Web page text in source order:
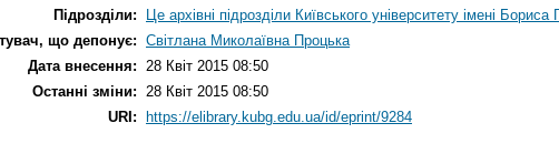
Підрозділи:
Це архівні підрозділи Київського університету імені Бориса
що депонує:
Світлана Миколаївна Процька
Дата внесення:
28 Квіт 2015 08:50
Останні зміни:
28 Квіт 2015 08:50
URI:
https://elibrary.kubg.edu.ua/id/eprint/9284